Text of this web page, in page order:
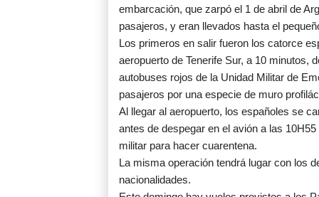
embarcación, que zarpó el 1 de abril de
pasajeros, y eran llevados hasta el
Los primeros en salir fueron los catorce
aeropuerto de Tenerife Sur, a 10 minutos,
autobuses rojos de la Unidad Militar de
pasajeros por una especie de muro
Al llegar al aeropuerto, los españoles se
antes de despegar en el avión a las
militar para hacer cuarentena.
La misma operación tendrá lugar con los
nacionalidades.